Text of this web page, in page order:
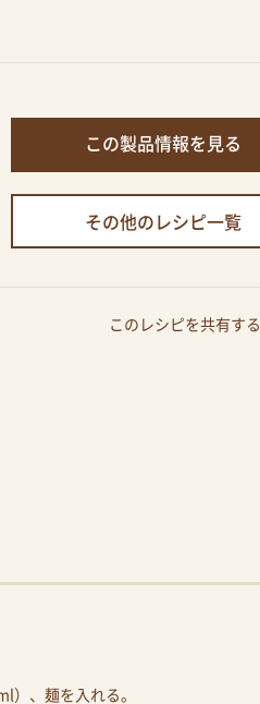
この製品情報を見る
その他のレシピ一覧
このレシピを共有する
）、麺を入れる。